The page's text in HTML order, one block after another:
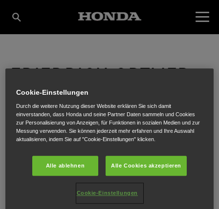
FRIEDRICH ORTLIEB
GMBH.
Kronauerstrasse 3,Tulln,3430
ANFAHRTSBESCHREIBUNG ANFORDERN
Cookie-Einstellungen
Durch die weitere Nutzung dieser Website erklären Sie sich damit
einverstanden, dass Honda und seine Partner Daten sammeln und Cookies
zur Personalisierung von Anzeigen, für Funktionen in sozialen Medien und zur
Messung verwenden. Sie können jederzeit mehr erfahren und Ihre Auswahl
aktualisieren, indem Sie auf "Cookie-Einstellungen" klicken.
Alle ablehnen Alle Cookies akzeptieren
Cookie-Einstellungen